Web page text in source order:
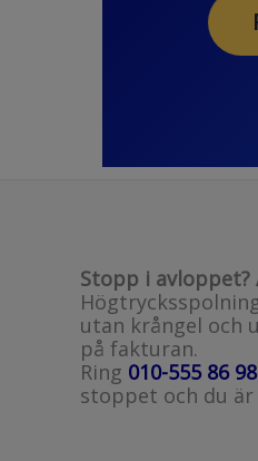
Stopp i
utan krångel och
på fakturan.
Ring 010-555 86 98
stoppet och du